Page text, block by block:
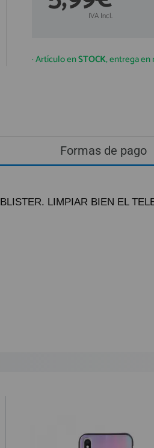
IVA Incl.
· Artículo enSTOCK, entrega en
Formas de pago
LIMPIAR BIEN EL
34/2002 “
cualquier compra